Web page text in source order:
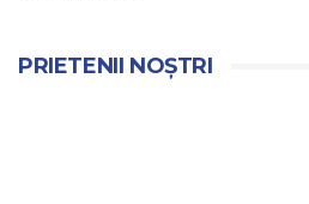
PRIETENII NOȘTRI